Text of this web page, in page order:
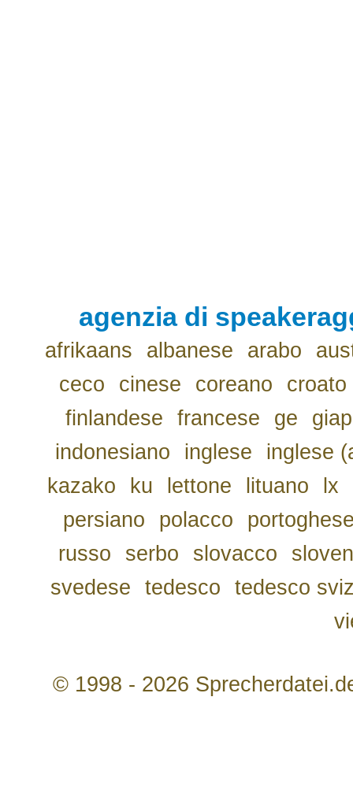
agenzia di
afrikaans albanese arabo
ceco
cinese coreano
croato
finlandese
francese ge
indonesiano
inglese
inglese
kazako
ku lettone lituano lx
persiano
polacco
russo
serbo slovacco
svedese
tedesco
tedesco
© 1998 - 2026